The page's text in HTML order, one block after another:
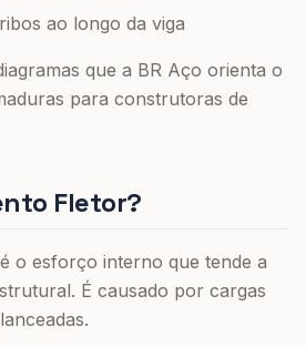
ao longo da viga
que a BR Aço orienta o
para construtoras de
Fletor?
o esforço interno que tende a
É causado por cargas